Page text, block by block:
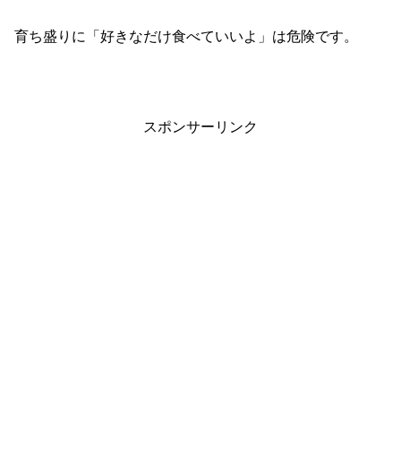
育ち盛りに「好きなだけ食べていいよ」は危険です。
スポンサーリンク